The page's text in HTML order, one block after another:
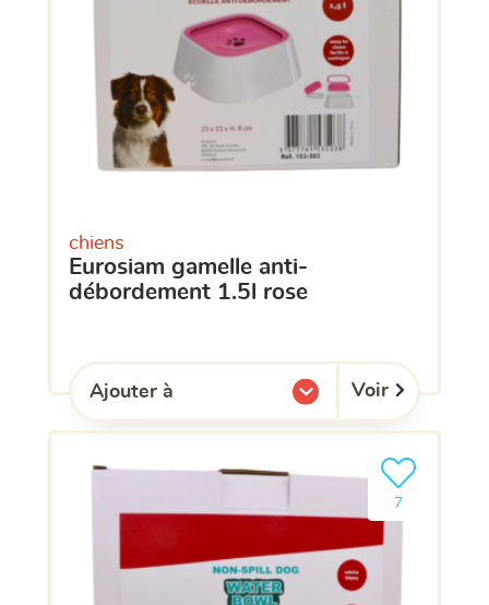
chiens
eurosiam gamelle anti-
débordement 1.5l rose
Ajouter à
l'une de mes listes. Voir
7
Ajouter le
clients ont